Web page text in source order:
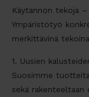
Käytännön tekoja
Ympäristötyö
merkittävinä
1. Uusien
Suosimme
sekä